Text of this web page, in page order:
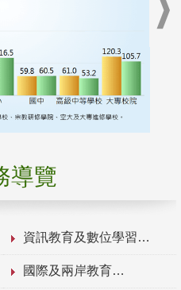
導覽
資訊教育及數位學習
國際及兩岸教育